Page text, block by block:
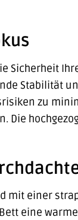
Sicherheit
Stabilität
zu
Die
mit einer
eine